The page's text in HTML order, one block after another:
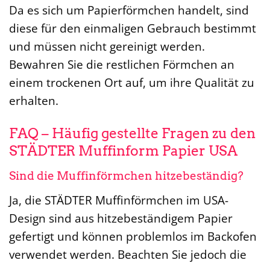
Da es sich um Papierförmchen handelt, sind
diese für den einmaligen Gebrauch bestimmt
und müssen nicht gereinigt werden.
Bewahren Sie die restlichen Förmchen an
einem trockenen Ort auf, um ihre Qualität zu
erhalten.
FAQ – Häufig gestellte Fragen zu den
STÄDTER Muffinform Papier USA
Sind die Muffinförmchen hitzebeständig?
Ja, die STÄDTER Muffinförmchen im USA-
Design sind aus hitzebeständigem Papier
gefertigt und können problemlos im Backofen
verwendet werden. Beachten Sie jedoch die